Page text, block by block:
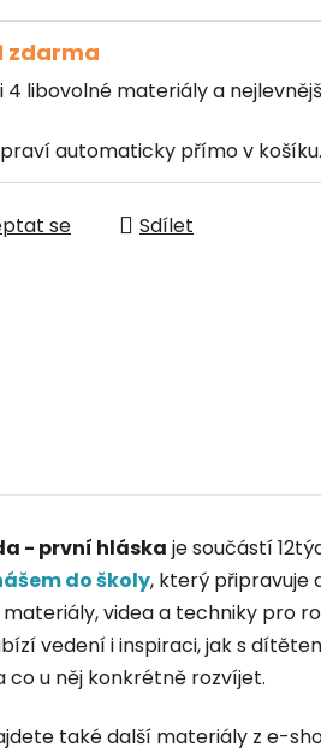
zdarma
4 libovolné materiály a
automaticky přímo v košíku.
se Sdílet
- první hláska je součástí
do školy, který připravuje
materiály, videa a techniky pro
vedení i inspiraci, jak s
co u něj konkrétně rozvíjet.
také další materiály z e-